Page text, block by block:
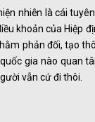
nhiên là cái
khoản của Hiệp
phản đối, tạo
gia nào quan
vẫn cứ đi thôi.